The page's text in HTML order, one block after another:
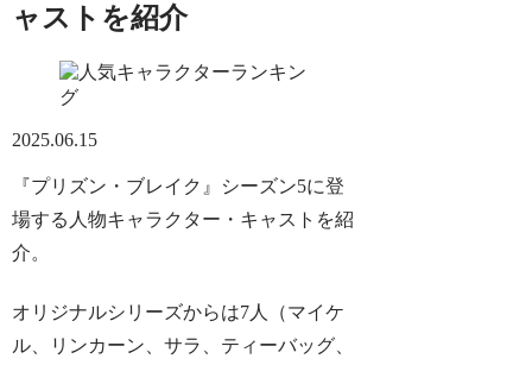
ャストを紹介
2025.06.15
『プリズン・ブレイク』シーズン5に登
場する人物キャラクター・キャストを紹
介。
オリジナルシリーズからは7人（マイケ
ル、リンカーン、サラ、ティーバッグ、